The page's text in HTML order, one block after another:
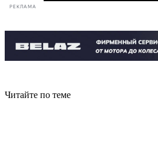
РЕКЛАМА
Читайте по теме